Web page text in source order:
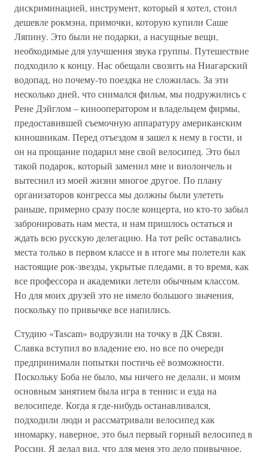
дискриминацией, инструмент, который я хотел, стоил
дешевле рокмэна, примочки, которую купили Саше
Ляпину. Это были не подарки, а насущные вещи,
необходимые для улучшения звука группы. Путешествие
подходило к концу. Нас обещали свозить на Ниагарский
водопад, но почему-то поездка не сложилась. За эти
несколько дней, что снимался фильм, мы подружились с
Рене Дэйглом – кинооператором и владельцем фирмы,
предоставившей съемочную аппаратуру американским
киношникам. Перед отъездом я зашел к нему в гости, и
он на прощание подарил мне свой велосипед. Это был
такой подарок, который заменил мне и виолончель и
вытеснил из моей жизни многое другое. По плану
организаторов конгресса мы должны были улететь
раньше, примерно сразу после концерта, но кто-то забыл
забронировать нам места, и нам пришлось остаться и
ждать всю русскую делегацию. На тот рейс оставались
места только в первом классе и в итоге мы полетели как
настоящие рок-звезды, укрытые пледами, в то время, как
все профессора и академики летели обычным классом.
Но для моих друзей это не имело большого значения,
поскольку по привычке все напились.
Студию «Tascam» водрузили на точку в ДК Связи.
Славка вступил во владение ею, но все по очереди
предпринимали попытки постичь её возможности.
Поскольку Боба не было, мы ничего не делали, и моим
основным занятием была игра в теннис и езда на
велосипеде. Когда я где-нибудь останавливался,
подходили люди и рассматривали велосипед как
иномарку, наверное, это был первый горный велосипед в
России. Я делал вид, что для меня это дело привычное,